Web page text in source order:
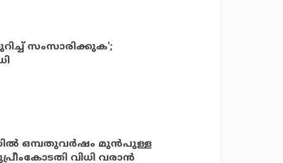
സംസാരിക്കുക';
ഒമ്പതുവര്‍ഷം മുന്‍പുള്ള
വിധി വരാന്‍